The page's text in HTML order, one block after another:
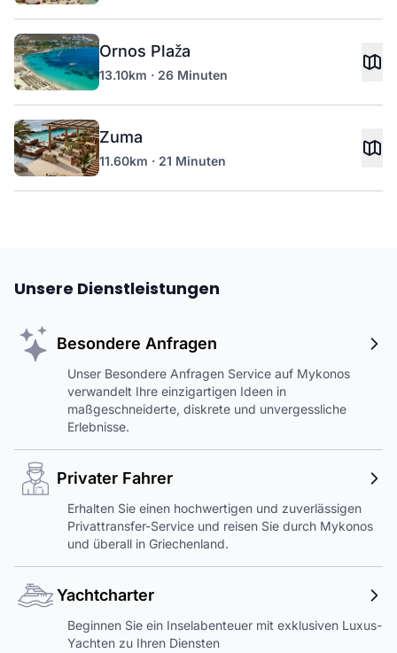
Ornos Plaža
13.10km · 26 Minuten
Zuma
11.60km · 21 Minuten
Unsere Dienstleistungen
Besondere Anfragen
Unser Besondere Anfragen Service auf Mykonos
verwandelt Ihre einzigartigen Ideen in
maßgeschneiderte, diskrete und unvergessliche
Erlebnisse.
Privater Fahrer
Erhalten Sie einen hochwertigen und zuverlässigen
Privattransfer-Service und reisen Sie durch Mykonos
und überall in Griechenland.
Yachtcharter
Beginnen Sie ein Inselabenteuer mit exklusiven Luxus-
Yachten zu Ihren Diensten